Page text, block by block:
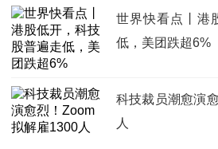
世界快看点丨港
低，美团跌超6%
科技裁员潮愈演
人